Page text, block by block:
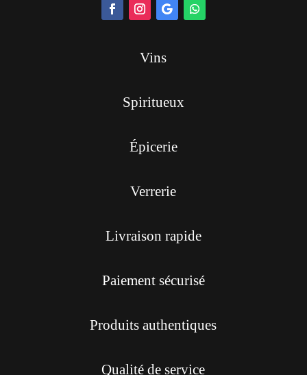
Vins
Spiritueux
Épicerie
Verrerie
Livraison rapide
Paiement sécurisé
Produits authentiques
Qualité de service